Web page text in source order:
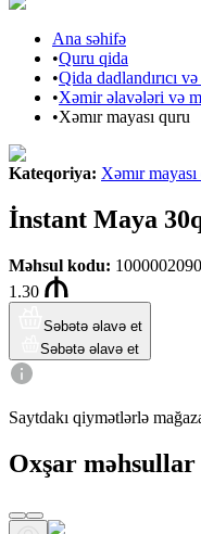
Ana səhifə
•Quru qida
•Qida dadlandırıcı
•Xəmir əlavələri və
•Xəmır mayası quru
Kateqoriya: Xəmır
İnstant Maya
Məhsul kodu: 1000002090
1.30
Səbətə əlavə et
Səbətə əlavə et
Saytdakı qiymətlərlə
Oxşar məhsullar